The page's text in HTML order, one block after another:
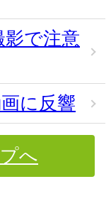
で注意
に反響
へ